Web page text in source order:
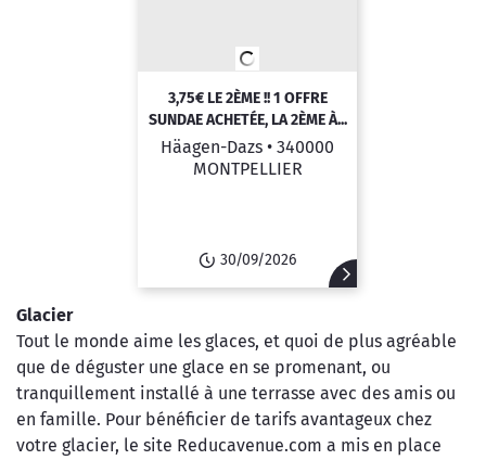
3,75€ LE 2ÈME !! 1 OFFRE
SUNDAE ACHETÉE, LA 2ÈME À...
Häagen-Dazs • 340000
MONTPELLIER
30/09/2026
Glacier
Tout le monde aime les glaces, et quoi de plus agréable
que de déguster une glace en se promenant, ou
tranquillement installé à une terrasse avec des amis ou
en famille. Pour bénéficier de tarifs avantageux chez
votre glacier, le site Reducavenue.com a mis en place